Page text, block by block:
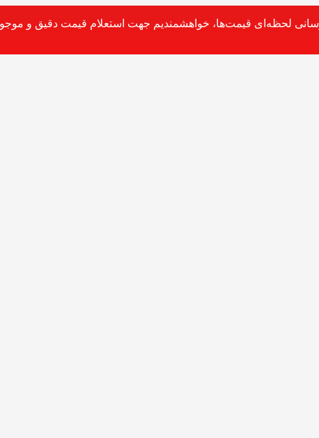
لحظه‌ای قیمت‌ها، خواهشمندیم جهت استعلام قیمت دقیق و